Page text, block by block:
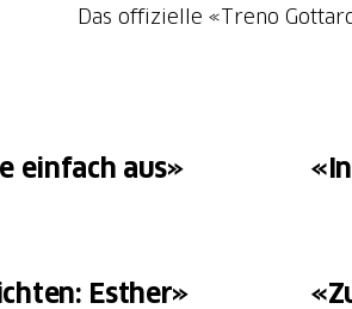
Das offizielle «Treno
einfach aus»
Esther»